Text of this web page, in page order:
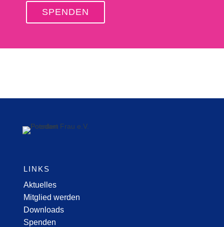
SPENDEN
LINKS
Aktuelles
Mitglied werden
Downloads
Spenden